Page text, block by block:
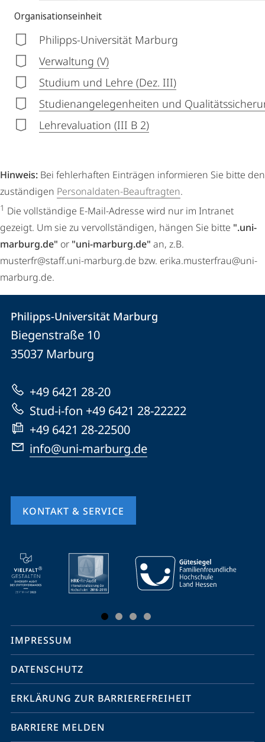
Organisationseinheit
Philipps-Universität Marburg
Verwaltung (V)
Studium und Lehre (Dez. III)
Studienangelegenheiten und
Lehrevaluation (III B 2)
Hinweis: Bei fehlerhaften Einträgen informieren Sie bitte den
zuständigen Personaldaten-Beauftragten.
1 Die vollständige E-Mail-Adresse wird nur im Intranet
gezeigt. Um sie zu vervollständigen, hängen Sie bitte ".uni-
marburg.de" or "uni-marburg.de" an, z.B.
musterfr@staff.uni-marburg.de bzw. erika.musterfrau@uni-
marburg.de.
Kontakt
und
Informationen
zur
Website
Kontaktinformationen
Philipps-
Universität
Philipps-Universität Marburg
Biegenstraße 10
35037 Marburg
+49 6421 28-20
Stud-i-fon +49 6421 28-22222
+49 6421 28-22500
info@uni-marburg.de
KONTAKT & SERVICE
Mobile-
Service-
Navigation
Social
Media
Kontakte
IMPRESSUM
DATENSCHUTZ
ERKLÄRUNG ZUR BARRIEREFREIHEIT
BARRIERE MELDEN